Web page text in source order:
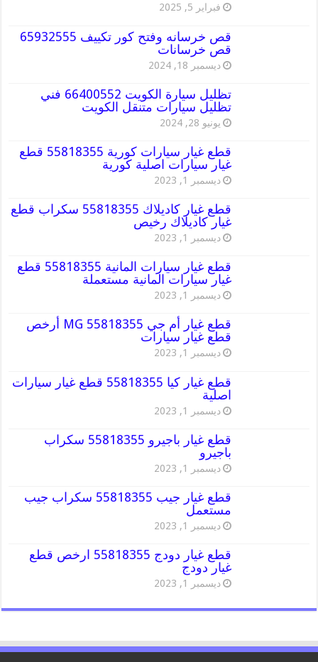
فبراير 5, 2025
قص خرسانه وفتح كور تكييف 65932555
قص خرسانات
ديسمبر 18, 2024
تظليل سيارة الكويت 66400552 فني
تظليل سيارات متنقل الكويت
يونيو 28, 2024
قطع غيار سيارات كورية 55818355 قطع
غيار سيارات اصلية كورية
ديسمبر 1, 2023
قطع غيار كاديلاك 55818355 سكراب قطع
غيار كاديلاك رخيص
ديسمبر 1, 2023
قطع غيار سيارات المانية 55818355 قطع
غيار سيارات المانية مستعملة
ديسمبر 1, 2023
قطع غيار أم جي MG 55818355 أرخص
قطع غيار سيارات
ديسمبر 1, 2023
قطع غيار كيا 55818355 قطع غيار سيارات
اصلية
ديسمبر 1, 2023
قطع غيار باجيرو 55818355 سكراب
باجيرو
ديسمبر 1, 2023
قطع غيار جيب 55818355 سكراب جيب
مستعمل
ديسمبر 1, 2023
قطع غيار دودج 55818355 ارخص قطع
غيار دودج
ديسمبر 1, 2023